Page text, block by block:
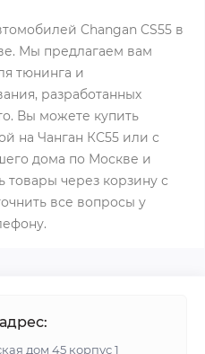
Changan CS55 в
Мы предлагаем вам
тюнинга и
разработанных
Вы можете купить
на Чанган КС55 или с
дома по Москве и
товары через корзину с
все вопросы у
дом 45 корпус 1